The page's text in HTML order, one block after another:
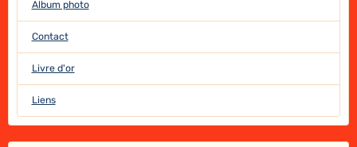
Album photo
Contact
Livre d'or
Liens